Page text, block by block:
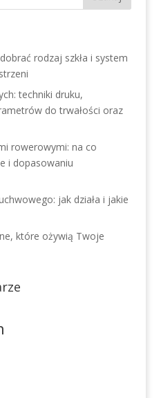
rodzaj szkła i system
techniki druku,
do trwałości oraz
rowerowymi: na co
i dopasowaniu
jak działa i jakie
które ożywią Twoje